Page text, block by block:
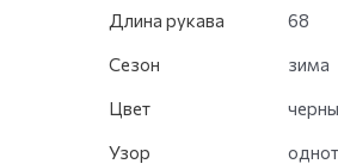
Длина рукава 68
Сезон зима
Цвет
Узор